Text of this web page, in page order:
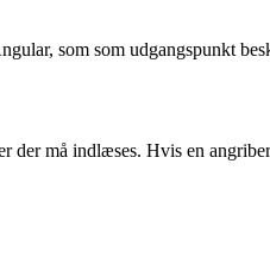
som som udgangspunkt
der må indlæses. Hvis en